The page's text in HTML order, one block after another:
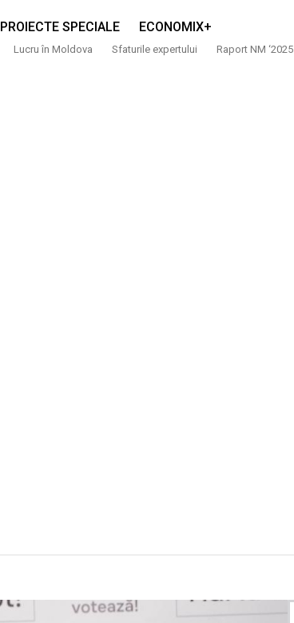
PROIECTE SPECIALE ECONOMIX+
Lucru în Moldova Sfaturile expertului Raport NM ‘2025